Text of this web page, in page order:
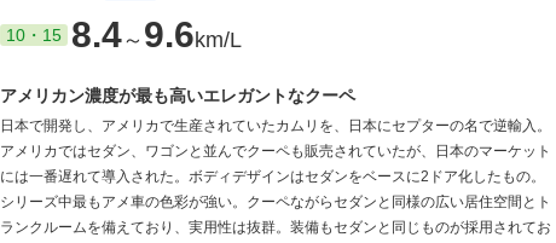
10・15 8.4～ 9.6km/L
アメリカン濃度が最も高いエレガントなクーペ
日本で開発し、アメリカで生産されていたカムリを、日本にセプターの名で逆輸入。
アメリカではセダン、ワゴンと並んでクーペも販売されていたが、日本のマーケット
には一番遅れて導入された。ボディデザインはセダンをベースに2ドア化したもの。
シリーズ中最もアメ車の色彩が強い。クーペながらセダンと同様の広い居住空間とト
ランクルームを備えており、実用性は抜群。装備もセダンと同じものが採用されてお